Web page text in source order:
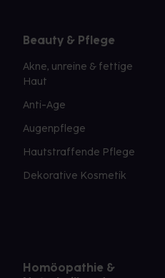
Beauty & Pflege
Akne, unreine & fettige
Haut
Anti-Age
Augenpflege
Hautstraffende Pflege
Dekorative Kosmetik
Homöopathie &